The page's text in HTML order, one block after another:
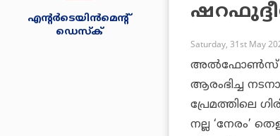
എന്റര്‍ടെയിന്‍മെന്റ്
ഡെസ്‌ക്
Saturday, 31st May
അല്‍ഫോണ്‍സ്
ആരംഭിച്ച
പ്രേമത്തിലെ
നല്ല ‘നേരം’